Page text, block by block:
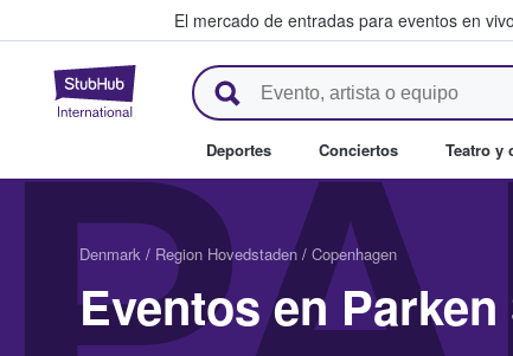
El mercado de entradas para eventos en
StubHub: compra y venta de
Deportes Conciertos Teatro y
Denmark / Region Hovedstaden / Copenhagen
Eventos en